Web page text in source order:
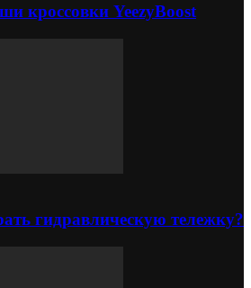
кроссовки YeezyBoost
гидравлическую тележку?